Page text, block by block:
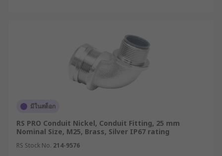
มีในสต็อก
RS PRO Conduit Nickel, Conduit Fitting, 25 mm
Nominal Size, M25, Brass, Silver IP67 rating
RS Stock No. 214-9576